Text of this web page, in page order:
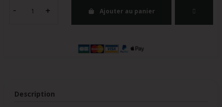
Ajouter au panier
Description